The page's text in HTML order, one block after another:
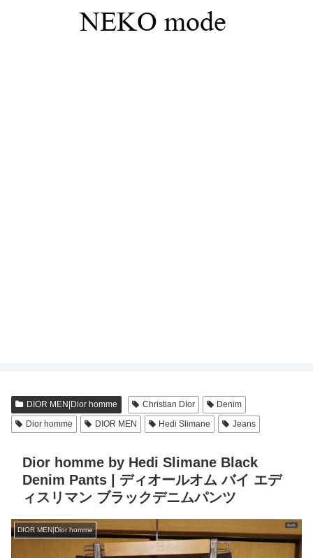
DIOR MEN|Dior homme Christian DIor
Denim
Dior homme
DIOR MEN Hedi Slimane Jeans
Dior homme by Hedi Slimane Black
Denim Pants | ディオールオム バイ エデ
ィスリマン ブラックデニムパンツ
DIOR MEN|Dior homme